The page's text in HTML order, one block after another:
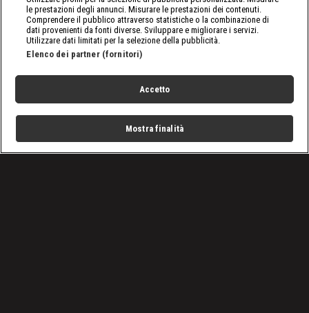
le prestazioni degli annunci. Misurare le prestazioni dei contenuti.
Comprendere il pubblico attraverso statistiche o la combinazione di
dati provenienti da fonti diverse. Sviluppare e migliorare i servizi.
Utilizzare dati limitati per la selezione della pubblicità.
Elenco dei partner (fornitori)
Accetto
Mostra finalità